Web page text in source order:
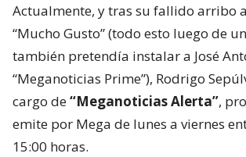
Actualmente, y tras su fallido arribo
“Mucho Gusto” (todo esto luego de
también pretendía instalar a José
“Meganoticias Prime”), Rodrigo
cargo de“Meganoticias Alerta”,
emite por Mega de lunes a viernes
15:00 horas.